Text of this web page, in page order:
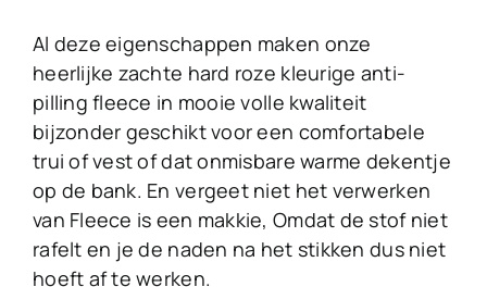
Al deze eigenschappen maken onze
heerlijke zachte hard roze kleurige anti-
pilling fleece in mooie volle kwaliteit
bijzonder geschikt voor een comfortabele
trui of vest of dat onmisbare warme dekentje
op de bank. En vergeet niet het verwerken
van Fleece is een makkie, Omdat de stof niet
rafelt en je de naden na het stikken dus niet
hoeft af te werken.